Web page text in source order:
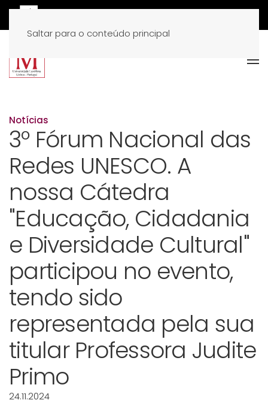
Saltar para o conteúdo principal
Notícias
3º Fórum Nacional das
Redes UNESCO. A
nossa Cátedra
"Educação, Cidadania
e Diversidade Cultural"
participou no evento,
tendo sido
representada pela sua
titular Professora Judite
Primo
24.11.2024